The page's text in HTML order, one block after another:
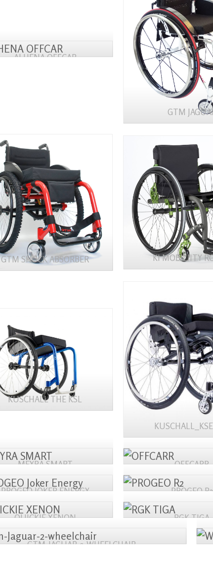
ALHENA OFFCAR
GTM
GTM SHOCK ABSORBER KI MOBILIITY
KUSCHALL THE KSL
MEYRA SMART OFFCARR
PROGEO JOKER ENERGY PROGEO R2
QUICKIE XENON RGK TIGA
GTM-JAGUAR-2-WHEELCHAIR